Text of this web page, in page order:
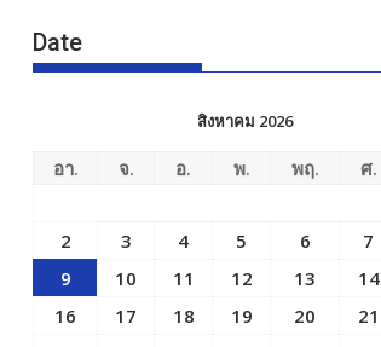
Date
สิงหาคม 2026
อา. จ. อ. พ. พฤ. ศ.
2
3 4 5 6 7
9
10 11 12 13 14
16
17 18 19 20 21